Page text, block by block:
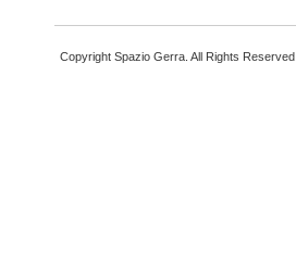
Copyright Spazio Gerra. All Rights Reserved.